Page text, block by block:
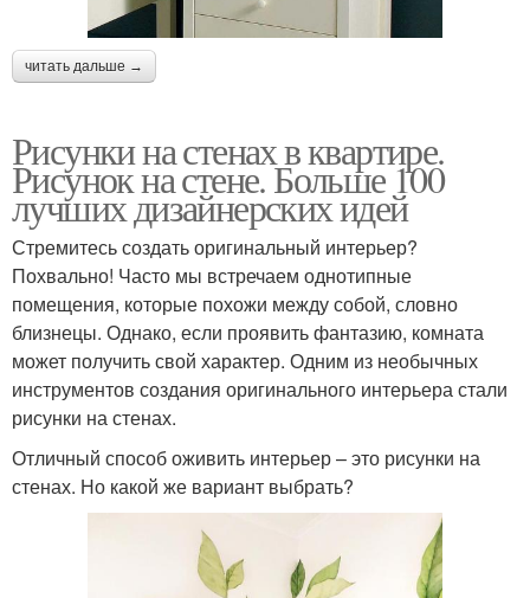
читать дальше →
Рисунки на стенах в квартире.
Рисунок на стене. Больше 100
лучших дизайнерских идей
Стремитесь создать оригинальный интерьер?
Похвально! Часто мы встречаем однотипные
помещения, которые похожи между собой, словно
близнецы. Однако, если проявить фантазию, комната
может получить свой характер. Одним из необычных
инструментов создания оригинального интерьера стали
рисунки на стенах.
Отличный способ оживить интерьер – это рисунки на
стенах. Но какой же вариант выбрать?